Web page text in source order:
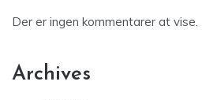
Der er ingen kommentarer at vise.
Archives